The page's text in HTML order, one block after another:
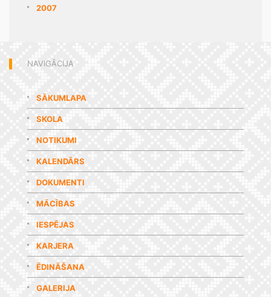
2007
NAVIGĀCIJA
SĀKUMLAPA
SKOLA
NOTIKUMI
KALENDĀRS
DOKUMENTI
MĀCĪBAS
IESPĒJAS
KARJERA
ĒDINĀŠANA
GALERIJA